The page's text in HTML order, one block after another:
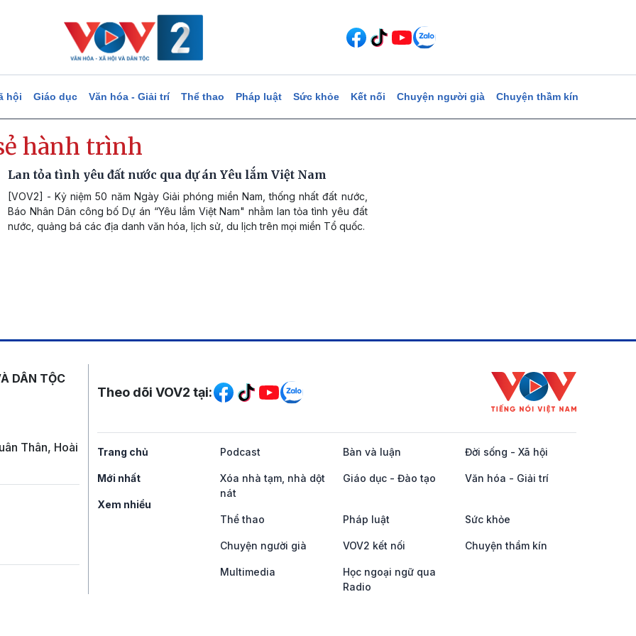
hội Giáo dục Văn hóa - Giải trí Thể thao Pháp luật Sức khỏe Kết nối Chuyện người già Chuyện thầm kín
hành trình
Lan tỏa tình yêu đất nước qua dự án Yêu lắm Việt Nam
[VOV2] - Kỷ niệm 50 năm Ngày Giải phóng miền Nam, thống nhất đất nước,
Báo Nhân Dân công bố Dự án “Yêu lắm Việt Nam" nhằm lan tỏa tình yêu đất
nước, quảng bá các địa danh văn hóa, lịch sử, du lịch trên mọi miền Tổ quốc.
DÂN TỘC
Thân, Hoài
Mạng xã hội
Theo dõi VOV2 tại:
Trang chủ
Mới nhất
Xem nhiều
Podcast Bàn và luận Đời sống - Xã hội
Xóa nhà tạm, nhà dột
nát
Giáo dục - Đào tạo Văn hóa - Giải trí
Thể thao Pháp luật Sức khỏe
Chuyện người già VOV2 kết nối Chuyện thầm kín
Multimedia
Học ngoại ngữ qua
Radio